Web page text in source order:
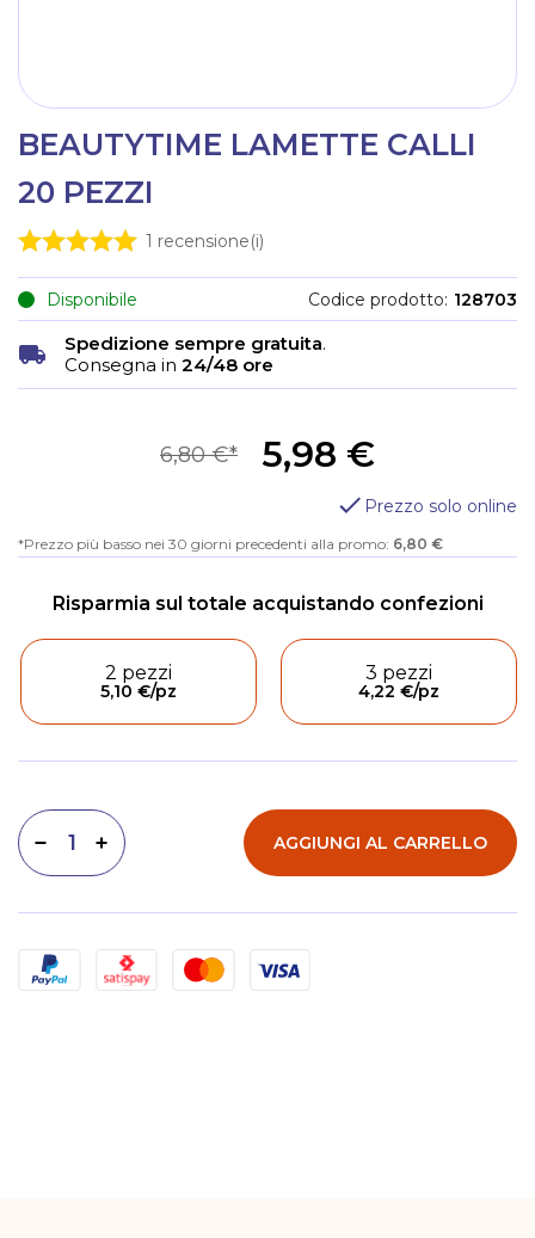
BEAUTYTIME LAMETTE CALLI
20 PEZZI
1 recensione(i)
Disponibile Codice prodotto 128703
Spedizione sempre gratuita.
Consegna in 24/48 ore
5,98 €
6,80 €
Prezzo solo online
Prezzo più basso nei 30 giorni precedenti alla promo: 6,80 €
2 pezzi
5,10 €/pz
3 pezzi
4,22 €/pz
Aumenta quantità
Diminuisci quantità AGGIUNGI AL CARRELLO
Metodi di pagamento